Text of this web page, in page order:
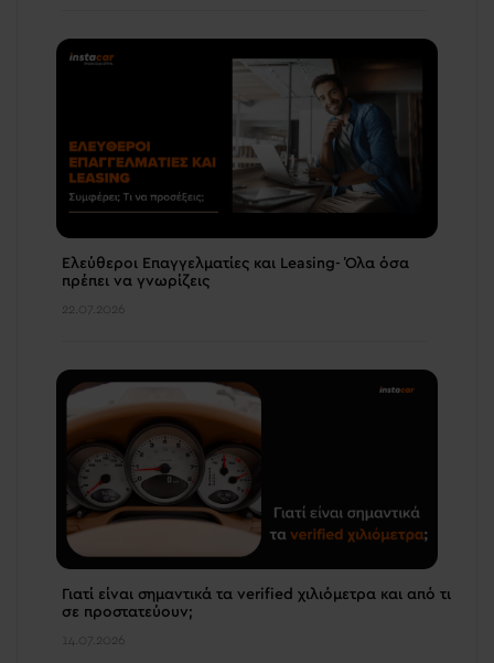
Ελεύθεροι Επαγγελματίες και Leasing- Όλα όσα
πρέπει να γνωρίζεις
22.07.2026
Γιατί είναι σημαντικά τα verified χιλιόμετρα και από τι
σε προστατεύουν;
14.07.2026